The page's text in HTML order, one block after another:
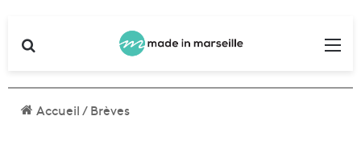
Accueil/Brèves